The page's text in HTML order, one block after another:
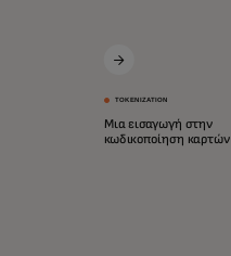
TOKENIZATION
Μια εισαγωγή στην
κωδικοποίηση καρτών